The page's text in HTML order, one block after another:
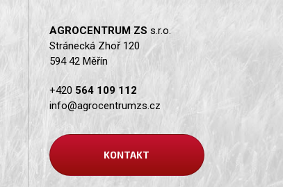
AGROCENTRUM ZS s.r.o.
Stránecká Zhoř 120
594 42 Měřín
+420 564 109 112
info@agrocentrumzs.cz
KONTAKT